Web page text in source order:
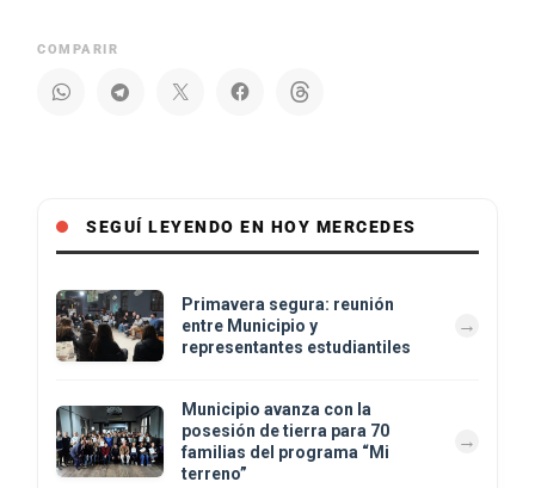
COMPARIR
SEGUÍ LEYENDO EN HOY MERCEDES
Primavera segura: reunión
entre Municipio y
representantes estudiantiles
Municipio avanza con la
posesión de tierra para 70
familias del programa “Mi
terreno”